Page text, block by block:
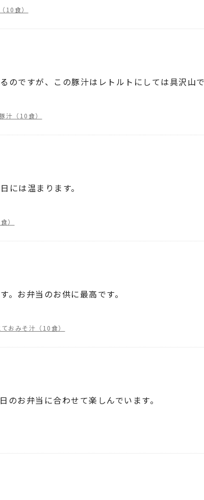
10食）
のですが、この豚汁はレトルトにしては具沢山で
汁（10食）
には温まります。
）
。お弁当のお供に最高です。
おみそ汁（10食）
お弁当に合わせて楽しんでいます。